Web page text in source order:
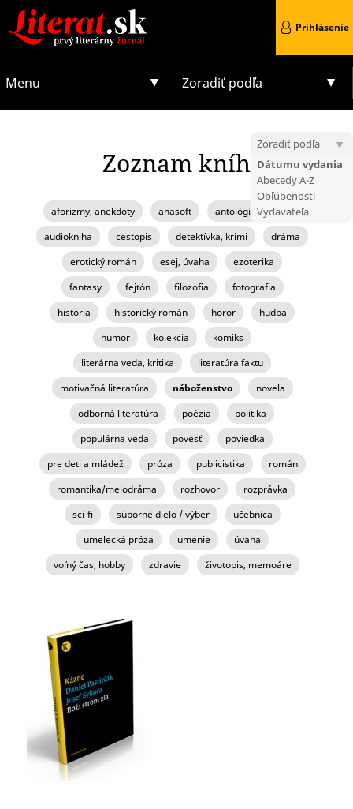
Menu Zoradiť podľa
Prihlásenie
Zoznam kníh
aforizmy, anekdoty anasoft
antológia, zborník
audiokniha
cestopis detektívka, krimi
dráma
erotický román
esej, úvaha
ezoterika
fantasy
fejtón filozofia
fotografia
história
historický román horor
hudba
humor
kolekcia
komiks
literárna veda, kritika
literatúra faktu
motivačná literatúra
náboženstvo
novela
odborná literatúra
poézia
politika
populárna veda
povesť
poviedka
pre deti a mládež
próza publicistika
román
romantika/melodráma
rozhovor
rozprávka
sci-fi
súborné dielo / výber
učebnica
umelecká próza
umenie
úvaha
voľný čas, hobby
zdravie životopis, memoáre
Zoradiť podľa
Dátumu vydania
Abecedy A-Z
Obľúbenosti
Vydavateľa